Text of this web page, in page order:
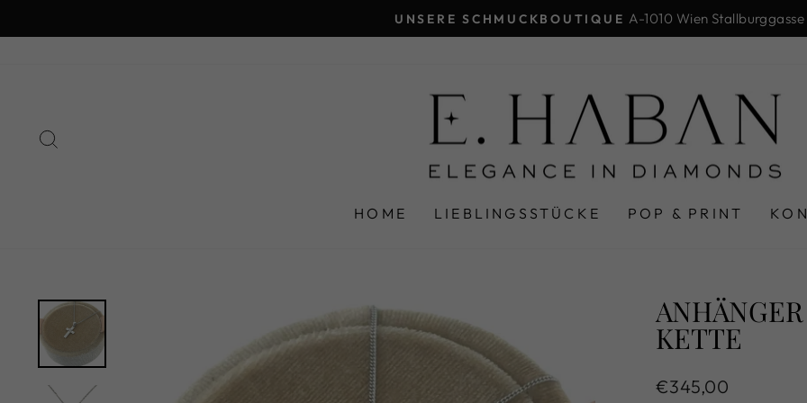
zum
Pause
UNSERE SCHMUCKBOUTIQUE A-1010 Wien
HOME LIEBLINGSSTÜCKE POP & PRINT
KETTE
Normaler
€345,00